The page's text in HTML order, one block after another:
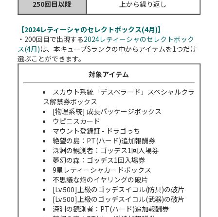
250回目以降 上から繰り返し
【2024レティーシャのセレクトボックス(4月)】
・200回目で出現する2024レティーシャのセレクトボック
ス(4月)は、本キューブSランクの中からアイテムを1つだけ
選ぶことができます。
対象アイテム
スカウト系統「デスペラード」スペシャルクラ
ス解禁券ボックス
[物理系統] 成長パッケージボックス
ウピニスカード
マウント登録証 - ドラゴっち
絶望の島：PT(ハード)追加報酬券
深淵の観測者：ゴッデス1回入場券
夢幻の森：ゴッデス1回入場券
9星レティーシャカードボックス
不思議な焔のイヤリングの破片
[Lv.500]上級のゴッデスイコル(防具)の破片
[Lv.500]上級のゴッデスイコル(武器)の破片
深淵の観測者：PT(ハード)追加報酬券